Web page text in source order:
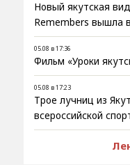
Новый якутская
Remembers вышла
05.08 в 17:36
Фильм «Уроки
05.08 в 17:23
Трое лучниц из
всероссийской